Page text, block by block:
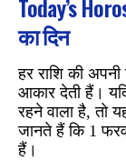
Today’s
का दिन
हर राशि की अपनी
आकार देती हैं।
रहने वाला है, तो
जानते हैं कि 1
हैं।